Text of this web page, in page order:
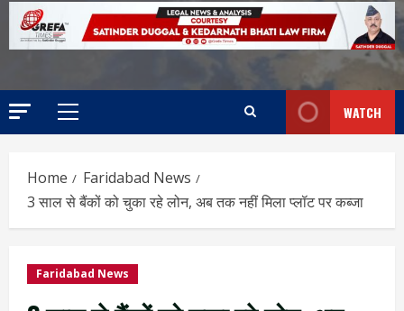
WATCH
Home
Faridabad News
3 साल से बैंकों को चुका रहे लोन, अब तक नहीं मिला प्लॉट पर कब्जा
Faridabad News